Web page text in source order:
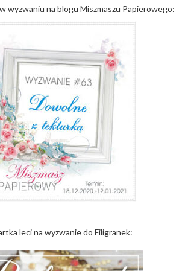
wyzwaniu na blogu Miszmaszu Papierowego:
leci na wyzwanie do Filigranek: